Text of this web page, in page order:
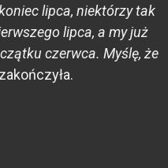
lipca, niektórzy tak
lipca, a my już
czerwca. Myślę, że